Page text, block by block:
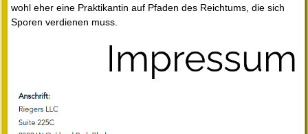
wohl eher eine Praktikantin auf Pfaden des Reichtums, die sich
Sporen verdienen muss.